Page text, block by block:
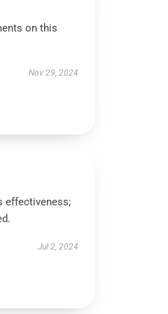
on this
Nov 29, 2024
effectiveness;
Jul 2, 2024